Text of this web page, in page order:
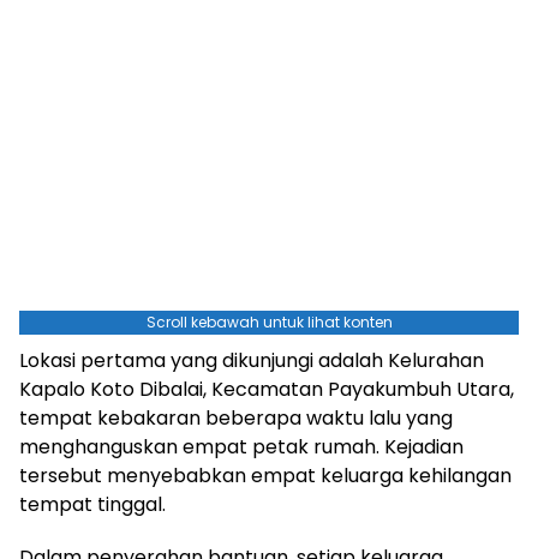
Scroll kebawah untuk lihat konten
Lokasi pertama yang dikunjungi adalah Kelurahan
Kapalo Koto Dibalai, Kecamatan Payakumbuh Utara,
tempat kebakaran beberapa waktu lalu yang
menghanguskan empat petak rumah. Kejadian
tersebut menyebabkan empat keluarga kehilangan
tempat tinggal.